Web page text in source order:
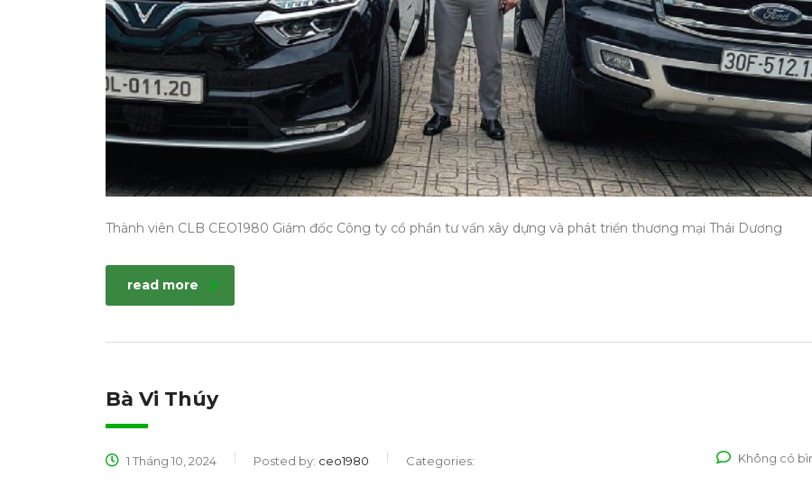
Thành viên CLB CEO1980 Giám đốc Công ty cổ phần tư vấn xây dựng và phát triển thương mại Thái Dương
read more
Bà Vi Thúy
1 Tháng 10, 2024 Posted by: ceo1980 Categories: Không có